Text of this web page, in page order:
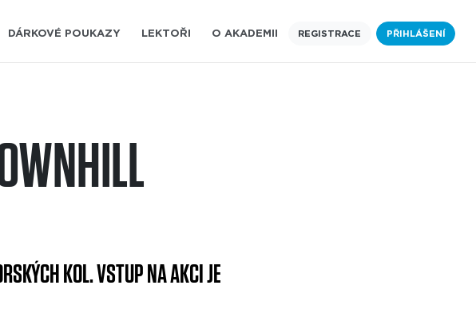
DÁRKOVÉ POUKAZY LEKTOŘI O AKADEMII REGISTRACE PŘIHLÁŠENÍ
KOL. VSTUP NA AKCI JE